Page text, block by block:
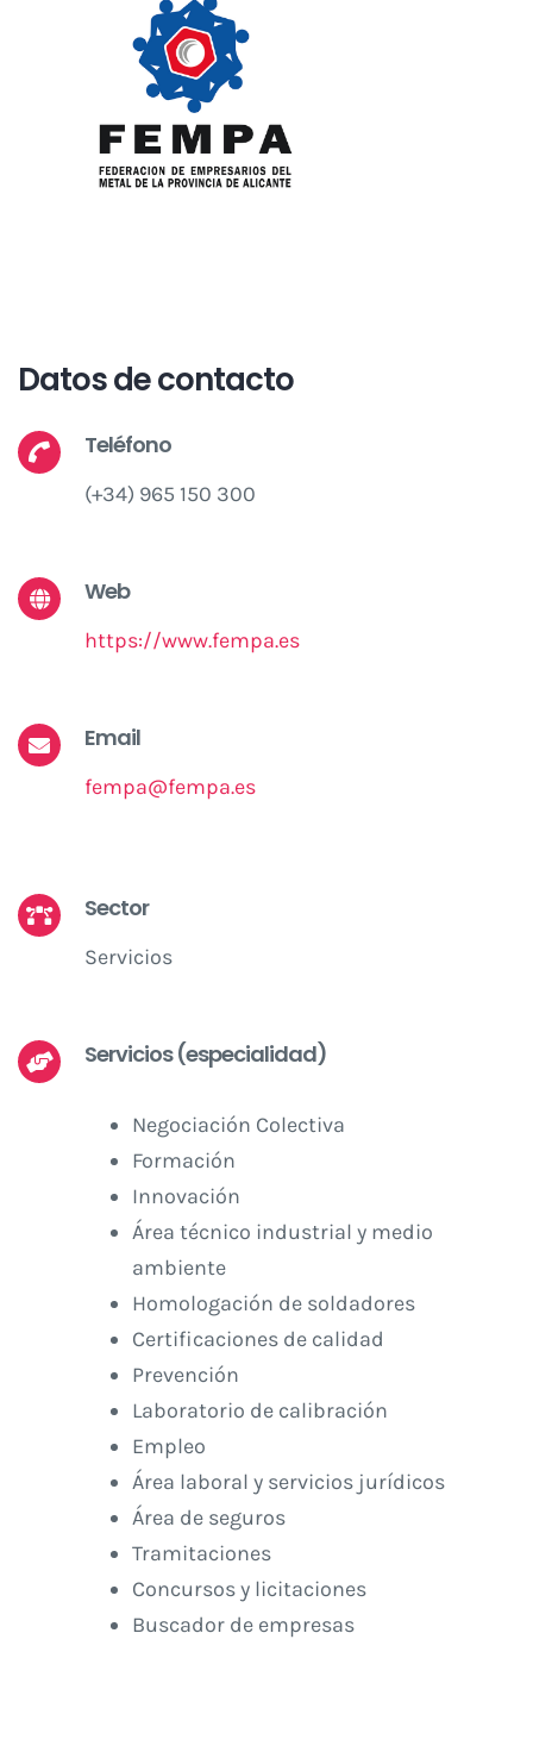
Datos de contacto
Teléfono
(+34) 965 150 300
Web
https://www.fempa.es
Email
fempa@fempa.es
Sector
Servicios
Servicios (especialidad)
Negociación Colectiva
Formación
Innovación
Área técnico industrial y medio
ambiente
Homologación de soldadores
Certificaciones de calidad
Prevención
Laboratorio de calibración
Empleo
Área laboral y servicios jurídicos
Área de seguros
Tramitaciones
Concursos y licitaciones
Buscador de empresas